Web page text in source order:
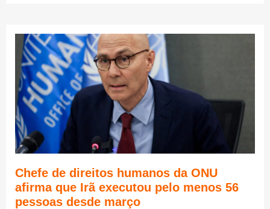
Chefe de direitos humanos da ONU
afirma que Irã executou pelo menos 56
pessoas desde março